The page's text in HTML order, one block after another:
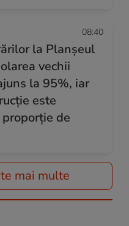
08:40
la Planșeul
vechii
la 95%, iar
este
de
mai multe